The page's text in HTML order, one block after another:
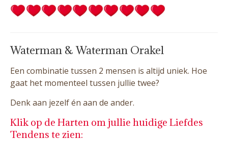
Waterman & Waterman Orakel
Een combinatie tussen 2 mensen is altijd uniek. Hoe
gaat het momenteel tussen jullie twee?
Denk aan jezelf én aan de ander.
Klik op de Harten om jullie huidige Liefdes
Tendens te zien: